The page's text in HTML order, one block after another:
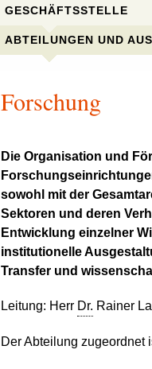
GESCHÄFTSSTELLE
ABTEILUNGEN UND
Forschung
Die Organisation und
sowohl mit der
Sektoren und deren
Entwicklung einzelner
institutionelle
Transfer und
Leitung: Herr Dr. Rainer
Der Abteilung zugeordnet